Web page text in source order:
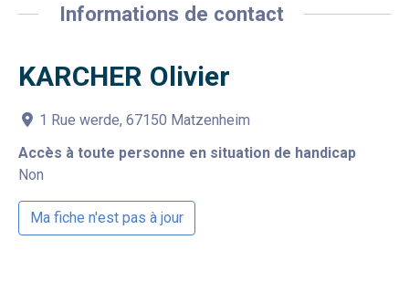
Informations de contact
KARCHER Olivier
1 Rue werde, 67150 Matzenheim
Accès à toute personne en situation de handicap
Non
Ma fiche n'est pas à jour